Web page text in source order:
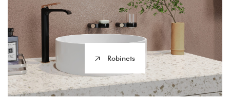
Robinets